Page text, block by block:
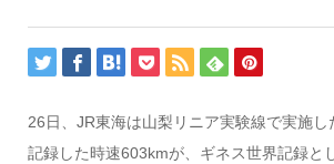
26日、JR東海は山梨リニア実験線で実施
記録した時速603kmが、ギネス世界記録と